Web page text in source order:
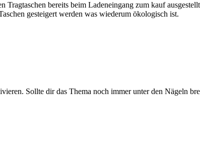
bereits beim Ladeneingang zum kauf
gesteigert werden was wiederum ökologisch ist.
Sollte dir das Thema noch immer unter den Nägeln